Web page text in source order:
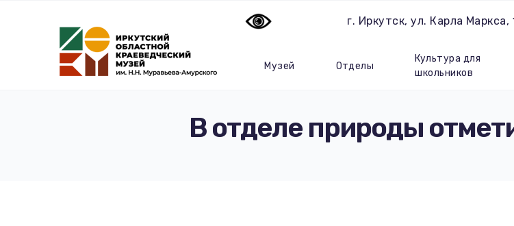
г. Иркутск, ул. Карла Маркса,
Музей Отделы
Культура для
школьников
В отделе природы